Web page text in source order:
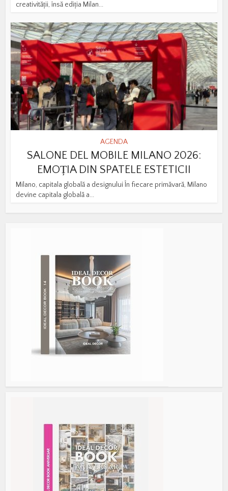
creativității, însă ediția Milan...
AGENDA
SALONE DEL MOBILE MILANO 2026:
EMOȚIA DIN SPATELE ESTETICII
Milano, capitala globală a designului În fiecare primăvară, Milano
devine capitala globală a...